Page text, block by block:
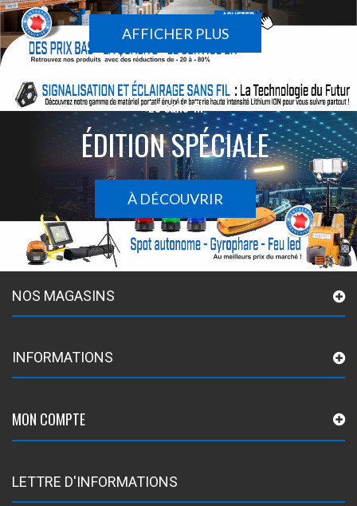
AFFICHER PLUS
Le sans-fil
ÉDITION SPÉCIALE
À DÉCOUVRIR
NOS MAGASINS
INFORMATIONS
MON COMPTE
LETTRE D'INFORMATIONS